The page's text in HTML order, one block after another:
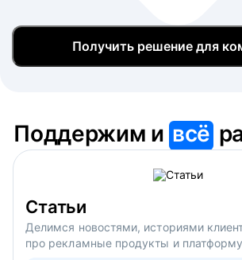
Получить решение для
Поддержим ивсё
Статьи
Делимся новостями, историями
про рекламные продукты и